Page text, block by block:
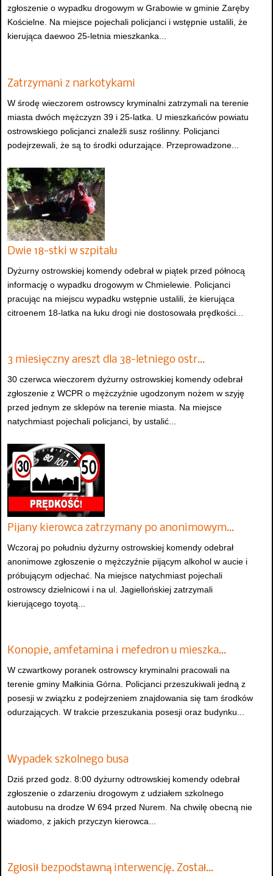
zgłoszenie o wypadku drogowym w Grabowie w gminie Zaręby
Kościelne. Na miejsce pojechali policjanci i wstępnie ustalili, że
kierująca daewoo 25-letnia mieszkanka...
Zatrzymani z narkotykami
W środę wieczorem ostrowscy kryminalni zatrzymali na terenie
miasta dwóch mężczyzn 39 i 25-latka. U mieszkańców powiatu
ostrowskiego policjanci znaleźli susz roślinny. Policjanci
podejrzewali, że są to środki odurzające. Przeprowadzone...
Dwie 18-stki w szpitalu
Dyżurny ostrowskiej komendy odebrał w piątek przed północą
informację o wypadku drogowym w Chmielewie. Policjanci
pracując na miejscu wypadku wstępnie ustalili, że kierująca
citroenem 18-latka na łuku drogi nie dostosowała prędkości...
3 miesięczny areszt dla 38-letniego ostr…
30 czerwca wieczorem dyżurny ostrowskiej komendy odebrał
zgłoszenie z WCPR o mężczyźnie ugodzonym nożem w szyję
przed jednym ze sklepów na terenie miasta. Na miejsce
natychmiast pojechali policjanci, by ustalić...
Pijany kierowca zatrzymany po anonimowym…
Wczoraj po południu dyżurny ostrowskiej komendy odebrał
anonimowe zgłoszenie o mężczyźnie pijącym alkohol w aucie i
próbującym odjechać. Na miejsce natychmiast pojechali
ostrowscy dzielnicowi i na ul. Jagiellońskiej zatrzymali
kierującego toyotą...
Konopie, amfetamina i mefedron u mieszka…
W czwartkowy poranek ostrowscy kryminalni pracowali na
terenie gminy Małkinia Górna. Policjanci przeszukiwali jedną z
posesji w związku z podejrzeniem znajdowania się tam środków
odurzających. W trakcie przeszukania posesji oraz budynku...
Wypadek szkolnego busa
Dziś przed godz. 8:00 dyżurny odtrowskiej komendy odebrał
zgłoszenie o zdarzeniu drogowym z udziałem szkolnego
autobusu na drodze W 694 przed Nurem. Na chwilę obecną nie
wiadomo, z jakich przyczyn kierowca...
Zgłosił bezpodstawną interwencję. Został…